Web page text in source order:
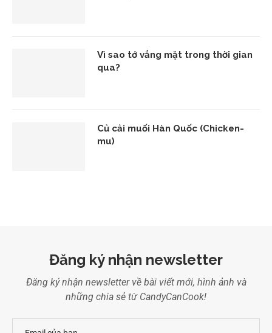
Vì sao tớ vắng mặt trong thời gian
qua?
Củ cải muối Hàn Quốc (Chicken-
mu)
Đăng ký nhận newsletter
Đăng ký nhận newsletter về bài viết mới, hình ảnh và
những chia sẻ từ CandyCanCook!